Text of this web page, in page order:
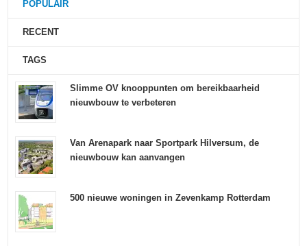
POPULAIR
RECENT
TAGS
Slimme OV knooppunten om bereikbaarheid
nieuwbouw te verbeteren
Van Arenapark naar Sportpark Hilversum, de
nieuwbouw kan aanvangen
500 nieuwe woningen in Zevenkamp Rotterdam